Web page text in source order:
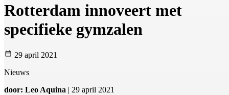
Rotterdam innoveert met
specifieke gymzalen
29 april 2021
Nieuws
door: Leo Aquina | 29 april 2021